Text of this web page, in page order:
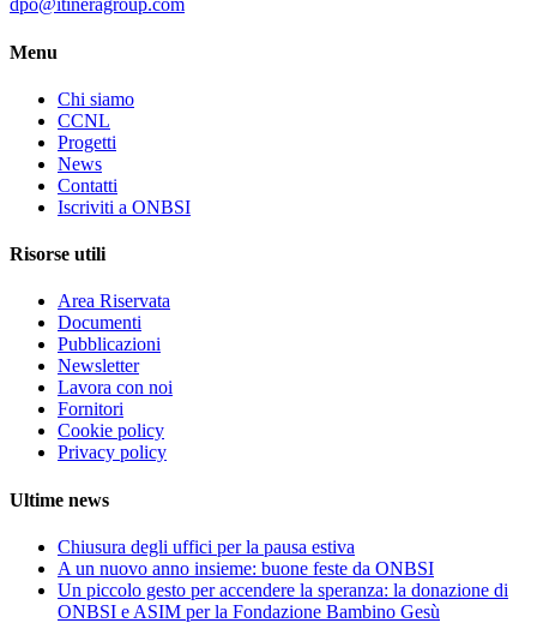
dpo@itineragroup.com
Menu
Chi siamo
CCNL
Progetti
News
Contatti
Iscriviti a ONBSI
Risorse utili
Area Riservata
Documenti
Pubblicazioni
Newsletter
Lavora con noi
Fornitori
Cookie policy
Privacy policy
Ultime news
Chiusura degli uffici per la pausa estiva
A un nuovo anno insieme: buone feste da ONBSI
Un piccolo gesto per accendere la speranza: la donazione di
ONBSI e ASIM per la Fondazione Bambino Gesù